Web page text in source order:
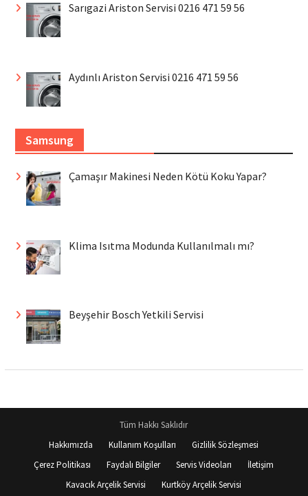
Sarıgazi Ariston Servisi 0216 471 59 56
Aydınlı Ariston Servisi 0216 471 59 56
Samsung
Çamaşır Makinesi Neden Kötü Koku Yapar?
Klima Isıtma Modunda Kullanılmalı mı?
Beyşehir Bosch Yetkili Servisi
Tüm Hakkı Saklıdır
Hakkımızda
Kullanım Koşulları
Gizlilik Sözleşmesi
Çerez Politikası
Faydalı Bilgiler Servis Videoları
İletişim
Kavacık Arçelik Servisi
Kurtköy Arçelik Servisi